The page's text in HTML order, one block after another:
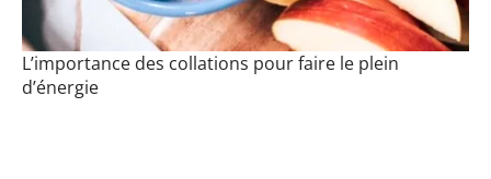
L’importance des collations pour faire le plein
d’énergie